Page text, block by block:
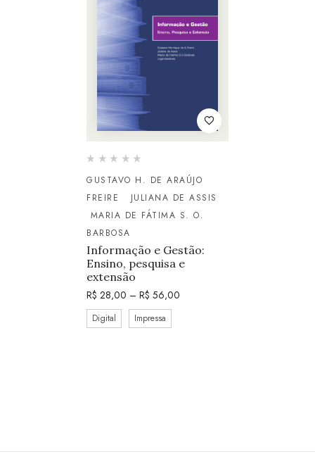
GUSTAVO H. DE ARAÚJO
FREIRE
JULIANA DE ASSIS
MARIA DE FÁTIMA S. O.
BARBOSA
Informação e Gestão:
Ensino, pesquisa e
extensão
R$ 28,00 – R$ 56,00
Digital Impressa